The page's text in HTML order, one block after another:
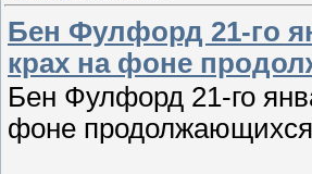
Бен Фулфорд 21-го
крах на фоне
Бен Фулфорд 21-го
фоне продолжающихся